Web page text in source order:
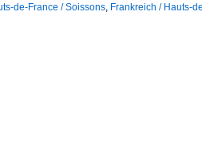
de-France / Soissons, Frankreich / Hauts-